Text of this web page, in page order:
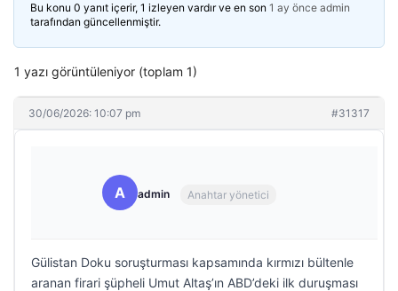
Bu konu 0 yanıt içerir, 1 izleyen vardır ve en son 1 ay önce admin
tarafından güncellenmiştir.
1 yazı görüntüleniyor (toplam 1)
30/06/2026: 10:07 pm #31317
A admin Anahtar yönetici
Gülistan Doku soruşturması kapsamında kırmızı bültenle
aranan firari şüpheli Umut Altaş’ın ABD’deki ilk duruşması